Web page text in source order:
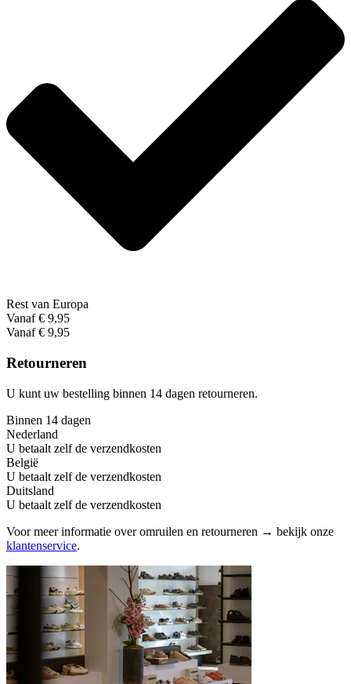
Rest van Europa
Vanaf € 9,95
Vanaf € 9,95
Retourneren
U kunt uw bestelling binnen 14 dagen retourneren.
Binnen 14 dagen
Nederland
U betaalt zelf de verzendkosten
België
U betaalt zelf de verzendkosten
Duitsland
U betaalt zelf de verzendkosten
Voor meer informatie over omruilen en retourneren → bekijk onze
klantenservice.